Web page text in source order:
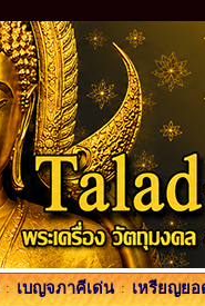
: เบญจภาคีเด่น : เหรียญย